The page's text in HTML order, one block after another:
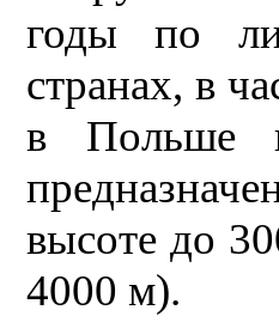
годы по
странах, в
в Польше
высоте до
4000 м).